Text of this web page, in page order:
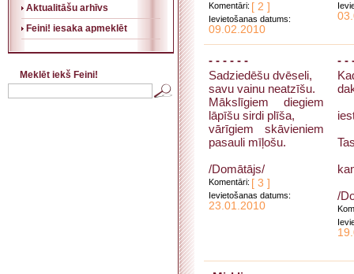
Aktualitāšu arhīvs
Feini! iesaka apmeklēt
Meklēt iekš Feini!
Komentāri: [ 2 ]
Ievietošanas datums:
09.02.2010
- - - - - -
Sadziedēšu dvēseli,
savu vainu neatzīšu.
Mākslīgiem diegiem
lāpīšu sirdi plīša,
vārīgiem skāvieniem
pasauli mīļošu.
/Domātājs/
Komentāri: [ 3 ]
Ievietošanas datums:
23.01.2010
- -
/